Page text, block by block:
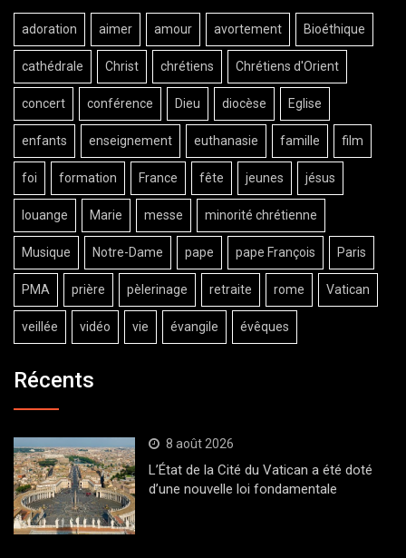
adoration aimer amour avortement Bioéthique
cathédrale Christ chrétiens Chrétiens d'Orient
concert conférence Dieu diocèse Eglise
enfants enseignement euthanasie famille film
foi formation France fête jeunes jésus
louange Marie messe minorité chrétienne
Musique Notre-Dame pape pape François Paris
PMA prière pèlerinage retraite rome Vatican
veillée vidéo vie évangile évêques
Récents
8 août 2026
L’État de la Cité du Vatican a été doté
d’une nouvelle loi fondamentale